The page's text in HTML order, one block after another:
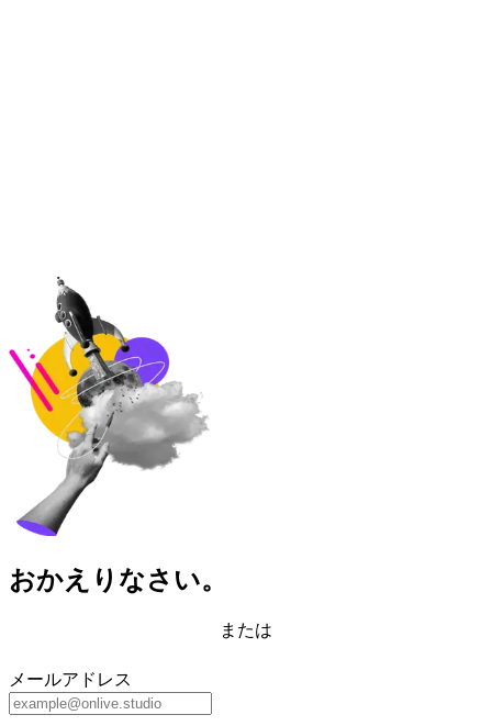
おかえりなさい。
または
メールアドレス